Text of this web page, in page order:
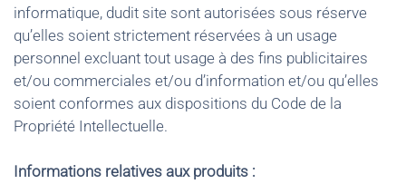
informatique, dudit site sont autorisées sous réserve
qu’elles soient strictement réservées à un usage
personnel excluant tout usage à des fins publicitaires
et/ou commerciales et/ou d’information et/ou qu’elles
soient conformes aux dispositions du Code de la
Propriété Intellectuelle.
Informations relatives aux produits :